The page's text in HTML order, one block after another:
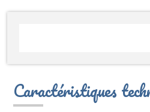
Caractéristiques